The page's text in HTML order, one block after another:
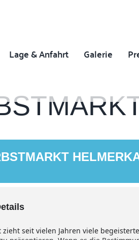
Lage & Anfahrt Galerie
zieht seit vielen Jahren viele